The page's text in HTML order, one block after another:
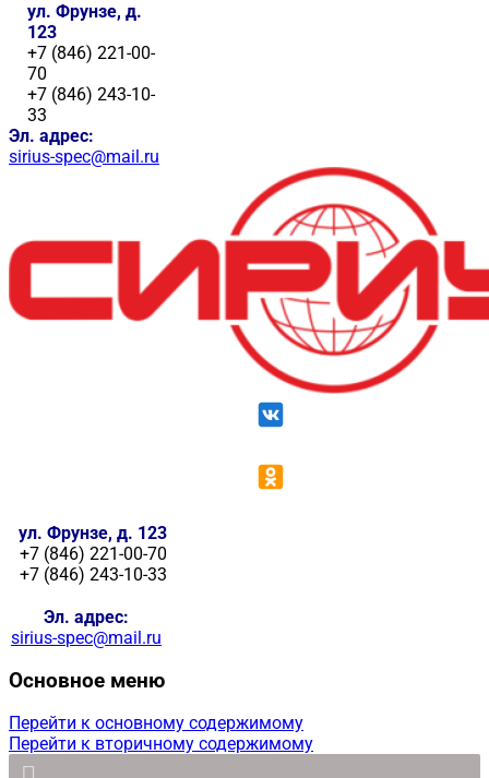
ул. Фрунзе, д.
123
+7 (846) 221-00-
70
+7 (846) 243-10-
33
Эл. адрес:
sirius-spec@mail.ru
ул. Фрунзе, д. 123
+7 (846) 221-00-70
+7 (846) 243-10-33
Эл. адрес:
sirius-spec@mail.ru
Основное меню
Перейти к основному содержимому
Перейти к вторичному содержимому